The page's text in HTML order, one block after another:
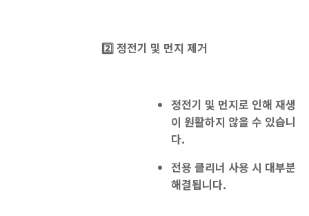
2️⃣ 정전기 및 먼지 제거
정전기 및 먼지로 인해 재생
이 원활하지 않을 수 있습니
다.
전용 클리너 사용 시 대부분
해결됩니다.